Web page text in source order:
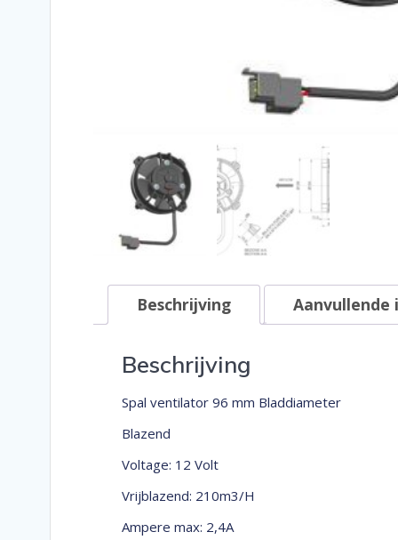
Beschrijving
Beschrijving
Spal ventilator 96 mm Bladdiameter
Blazend
Voltage: 12 Volt
Vrijblazend: 210m3/H
Ampere max: 2,4A